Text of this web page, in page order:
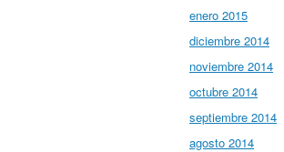
enero 2015
diciembre 2014
noviembre 2014
octubre 2014
septiembre 2014
agosto 2014